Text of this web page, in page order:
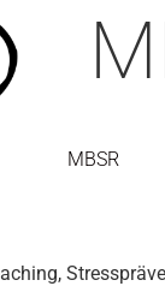
MBSR